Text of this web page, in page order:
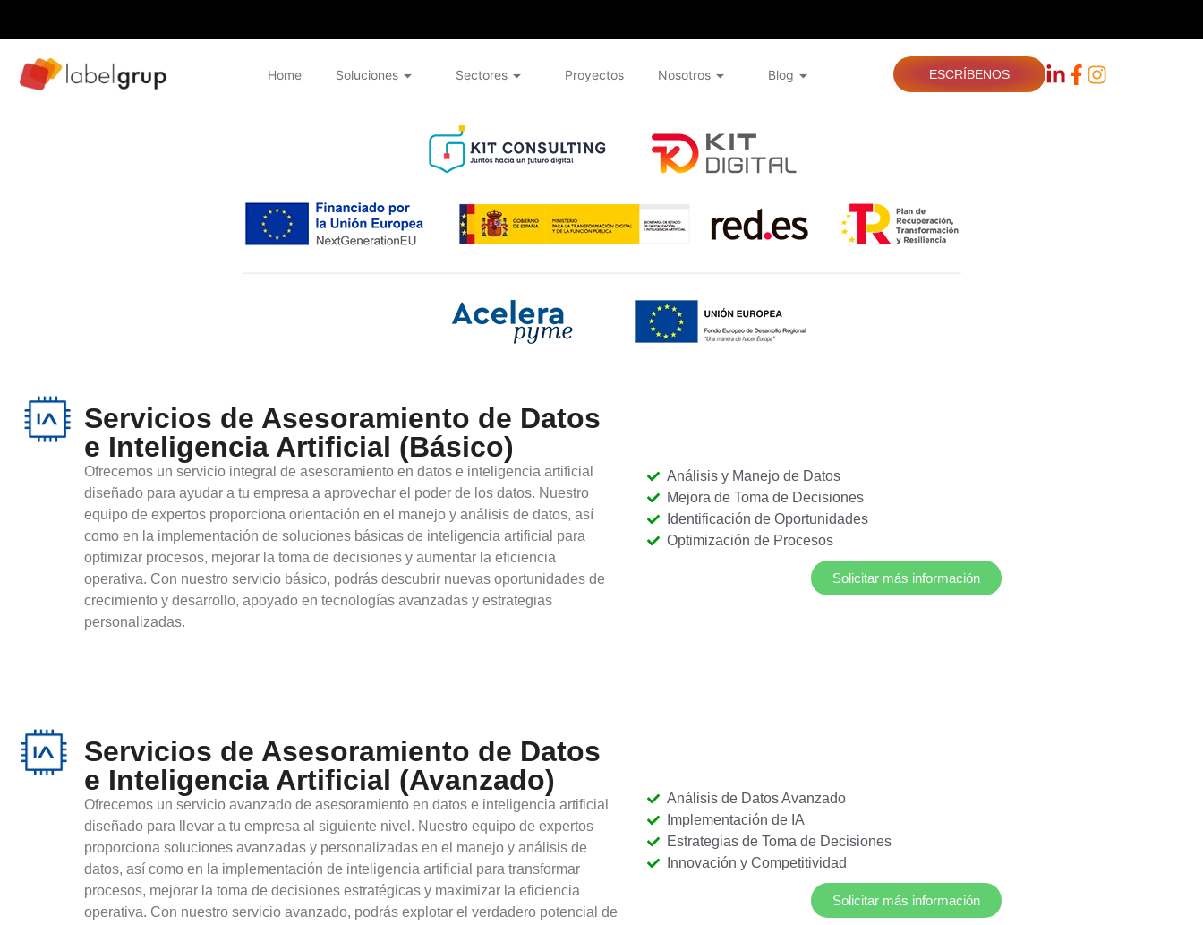
Home Soluciones Sectores Proyectos Nosotros Blog ESCRÍBENOS
Servicios de Asesoramiento de Datos
e Inteligencia Artificial (Básico)
Ofrecemos un servicio integral de asesoramiento en datos e inteligencia artificial
diseñado para ayudar a tu empresa a aprovechar el poder de los datos. Nuestro
equipo de expertos proporciona orientación en el manejo y análisis de datos, así
como en la implementación de soluciones básicas de inteligencia artificial para
optimizar procesos, mejorar la toma de decisiones y aumentar la eficiencia
operativa. Con nuestro servicio básico, podrás descubrir nuevas oportunidades de
crecimiento y desarrollo, apoyado en tecnologías avanzadas y estrategias
personalizadas.
Análisis y Manejo de Datos
Mejora de Toma de Decisiones
Identificación de Oportunidades
Optimización de Procesos
Solicitar más información
Servicios de Asesoramiento de Datos
e Inteligencia Artificial (Avanzado)
Ofrecemos un servicio avanzado de asesoramiento en datos e inteligencia artificial
diseñado para llevar a tu empresa al siguiente nivel. Nuestro equipo de expertos
proporciona soluciones avanzadas y personalizadas en el manejo y análisis de
datos, así como en la implementación de inteligencia artificial para transformar
procesos, mejorar la toma de decisiones estratégicas y maximizar la eficiencia
operativa. Con nuestro servicio avanzado, podrás explotar el verdadero potencial de
Análisis de Datos Avanzado
Implementación de IA
Estrategias de Toma de Decisiones
Innovación y Competitividad
Solicitar más información